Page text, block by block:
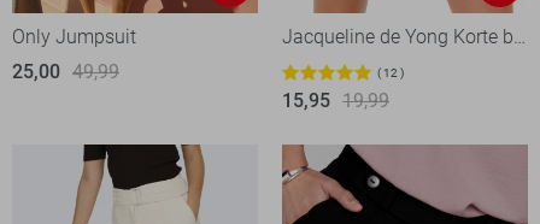
Only Jumpsuit
25,00 49,99
Jacqueline de Yong Korte broek
12
15,95 19,99